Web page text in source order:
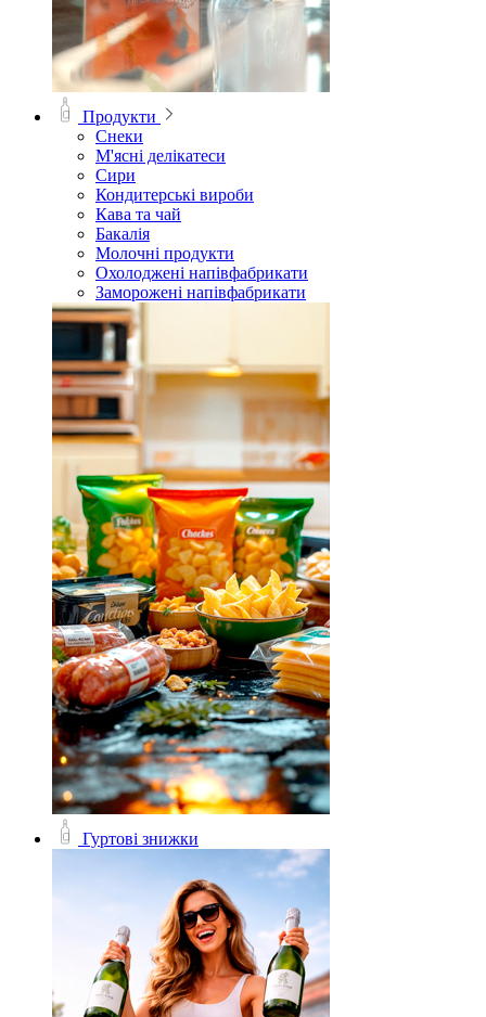
Продукти
Снеки
М'ясні делікатеси
Сири
Кондитерські вироби
Кава та чай
Бакалія
Молочні продукти
Охолоджені напівфабрикати
Заморожені напівфабрикати
Гуртові знижки